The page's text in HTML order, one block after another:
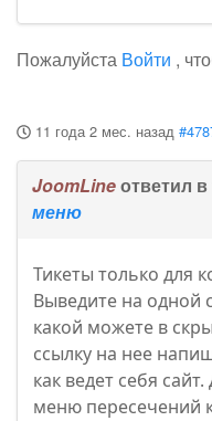
Пожалуйста Войти ,
11 года 2 мес. назад
JoomLineответил
меню
Тикеты только для
Выведите на одной
какой можете в
ссылку на нее
как ведет себя
меню пересечений